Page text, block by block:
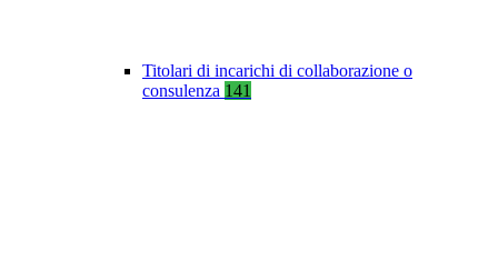
Titolari di incarichi di collaborazione o
consulenza 141